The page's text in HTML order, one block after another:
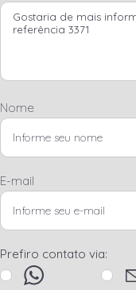
Nome
E-mail
Prefiro contato via: